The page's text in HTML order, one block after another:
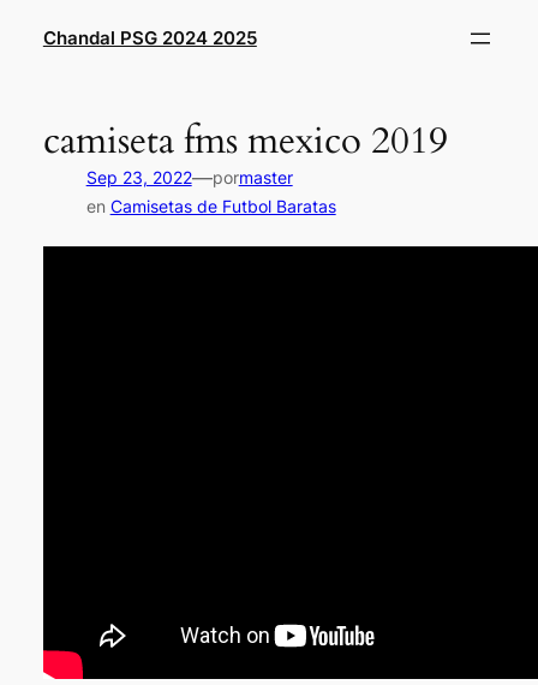
Chandal PSG 2024 2025
camiseta fms mexico 2019
Sep 23, 2022—pormaster
en Camisetas de Futbol Baratas